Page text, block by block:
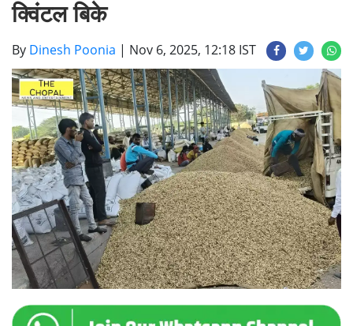
क्विंटल बिके
By Dinesh Poonia | Nov 6, 2025, 12:18 IST